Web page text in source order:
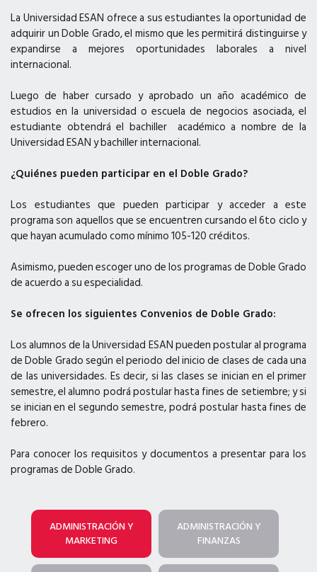
La Universidad ESAN ofrece a sus estudiantes la oportunidad de
adquirir un Doble Grado, el mismo que les permitirá distinguirse y
expandirse a mejores oportunidades laborales a nivel
internacional.
Luego de haber cursado y aprobado un año académico de
estudios en la universidad o escuela de negocios asociada, el
estudiante obtendrá el bachiller académico a nombre de la
Universidad ESAN y bachiller internacional.
¿Quiénes pueden participar en el Doble Grado?
Los estudiantes que pueden participar y acceder a este
programa son aquellos que se encuentren cursando el 6to ciclo y
que hayan acumulado como mínimo 105-120 créditos.
Asimismo, pueden escoger uno de los programas de Doble Grado
de acuerdo a su especialidad.
Se ofrecen los siguientes Convenios de Doble Grado:
Los alumnos de la Universidad ESAN pueden postular al programa
de Doble Grado según el periodo del inicio de clases de cada una
de las universidades. Es decir, si las clases se inician en el primer
semestre, el alumno podrá postular hasta fines de setiembre; y si
se inician en el segundo semestre, podrá postular hasta fines de
febrero.
Para conocer los requisitos y documentos a presentar para los
programas de Doble Grado.
ADMINISTRACIÓN Y
MARKETING
ADMINISTRACIÓN Y
FINANZAS